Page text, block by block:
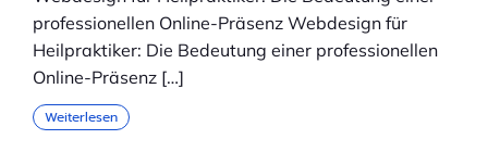
professionellen Online-Präsenz Webdesign für
Heilpraktiker: Die Bedeutung einer professionellen
Online-Präsenz […]
Weiterlesen